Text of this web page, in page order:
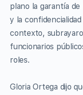
plano la garantía
y la
contexto,
funcionarios
roles.
Gloria Ortega dijo